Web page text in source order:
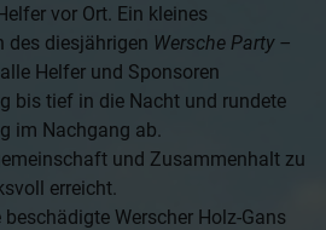
vor Ort. Ein kleines
des diesjährigen Wersche Party –
Helfer und Sponsoren
bis tief in die Nacht und rundete
im Nachgang ab.
und Zusammenhalt zu
erreicht.
Werscher Holz-Gans